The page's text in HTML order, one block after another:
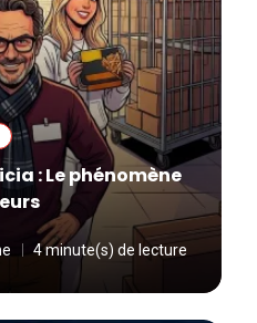
: Le phénomène
4 minute(s) de lecture